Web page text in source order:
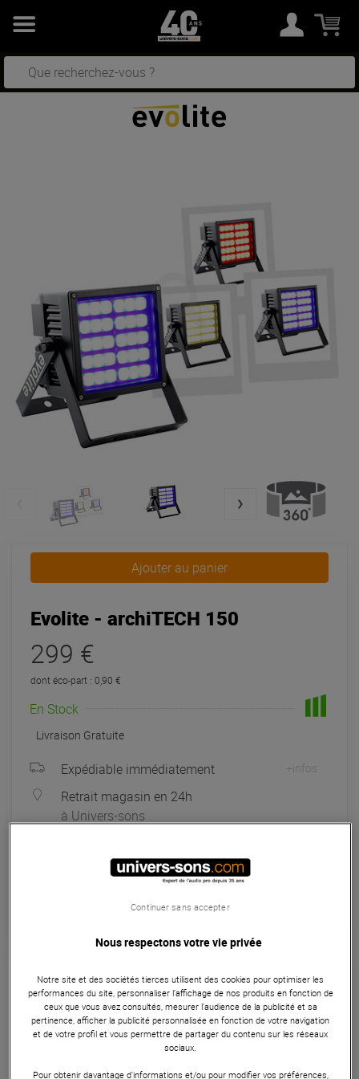
Ajouter au panier
Evolite - archiTECH 150
299 €
dont éco-part : 0,90 €
En Stock
Livraison Gratuite
Expédiable immédiatement +infos
Retrait magasin en 24h
à Univers-sons
4x 10x 12x
/ mois
Apport initial :
Coût de financement :
Eligible à la Garantie Sérénité
Projecteur
L'archiTECH 150 evolite est un projecteur à LED haute
performance, équipé de 30x LED RGB d'une puissance de 5
Nous respectons votre vie privée
Notre site et des sociétés tierces utilisent des cookies pour optimiser les
performances du site, personnaliser l’affichage de nos produits en fonction de
ceux que vous avez consultés, mesurer l'audience de la publicité et sa
pertinence, afficher la publicité personnalisée en fonction de votre navigation
et de votre profil et vous permettre de partager du contenu sur les réseaux
sociaux.
Pour obtenir davantage d'informations et/ou pour modifier vos préférences,
Continuer sans accepter